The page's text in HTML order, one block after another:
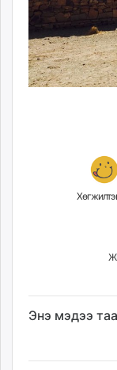
Энэ мэдээ